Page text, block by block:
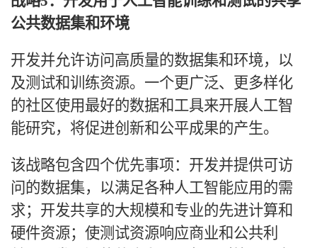
公共数据集和环境
开发并允许访问高质量的数据集和环境，以
及测试和训练资源。一个更广泛、更多样化
的社区使用最好的数据和工具来开展人工智
能研究，将促进创新和公平成果的产生。
该战略包含四个优先事项：开发并提供可访
问的数据集，以满足各种人工智能应用的需
求；开发共享的大规模和专业的先进计算和
硬件资源；使测试资源响应商业和公共利